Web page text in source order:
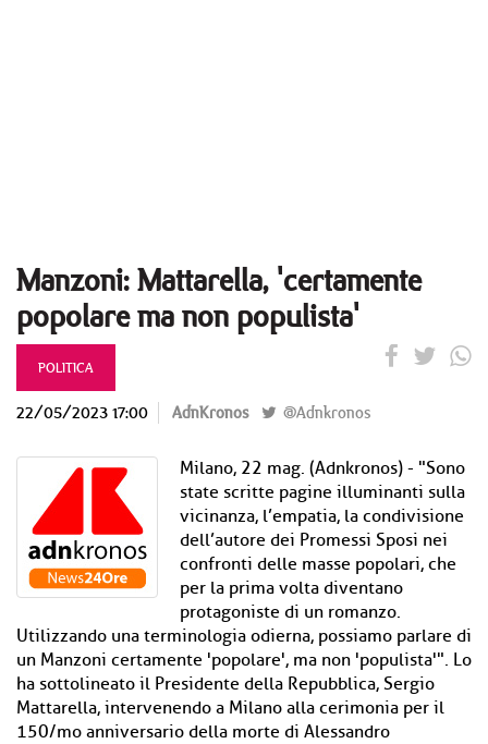
Manzoni: Mattarella, 'certamente
popolare ma non populista'
POLITICA
22/05/2023 17:00 AdnKronos @Adnkronos
Milano, 22 mag. (Adnkronos) - "Sono
state scritte pagine illuminanti sulla
vicinanza, l’empatia, la condivisione
dell’autore dei Promessi Sposi nei
confronti delle masse popolari, che
per la prima volta diventano
protagoniste di un romanzo.
Utilizzando una terminologia odierna, possiamo parlare di
un Manzoni certamente 'popolare', ma non 'populista'". Lo
ha sottolineato il Presidente della Repubblica, Sergio
Mattarella, intervenendo a Milano alla cerimonia per il
150/mo anniversario della morte di Alessandro